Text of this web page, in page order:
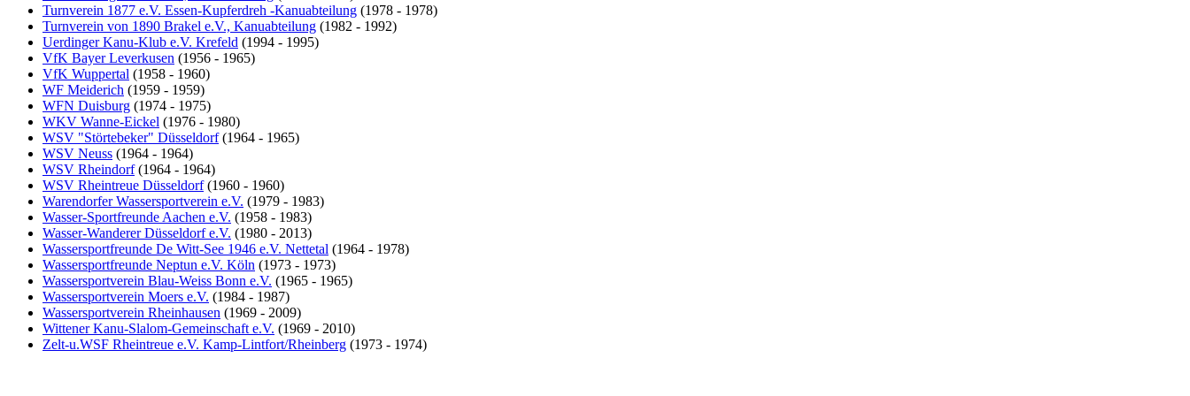
Turnverein 1877 e.V. Essen-Kupferdreh -Kanuabteilung (1978 - 1978)
Turnverein von 1890 Brakel e.V., Kanuabteilung (1982 - 1992)
Uerdinger Kanu-Klub e.V. Krefeld (1994 - 1995)
VfK Bayer Leverkusen (1956 - 1965)
VfK Wuppertal (1958 - 1960)
WF Meiderich (1959 - 1959)
WFN Duisburg (1974 - 1975)
WKV Wanne-Eickel (1976 - 1980)
WSV "Störtebeker" Düsseldorf(1964 - 1965)
WSV Neuss (1964 - 1964)
WSV Rheindorf(1964 - 1964)
WSV Rheintreue Düsseldorf(1960 - 1960)
Warendorfer Wassersportverein e.V. (1979 - 1983)
Wasser-Sportfreunde Aachen e.V. (1958 - 1983)
Wasser-Wanderer Düsseldorf e.V. (1980 - 2013)
Wassersportfreunde De Witt-See 1946 e.V. Nettetal (1964 - 1978)
Wassersportfreunde Neptun e.V. Köln (1973 - 1973)
Wassersportverein Blau-Weiss Bonn e.V. (1965 - 1965)
Wassersportverein Moers e.V. (1984 - 1987)
Wassersportverein Rheinhausen (1969 - 2009)
Wittener Kanu-Slalom-Gemeinschaft e.V. (1969 - 2010)
Zelt-u.WSF Rheintreue e.V. Kamp-Lintfort/Rheinberg (1973 - 1974)